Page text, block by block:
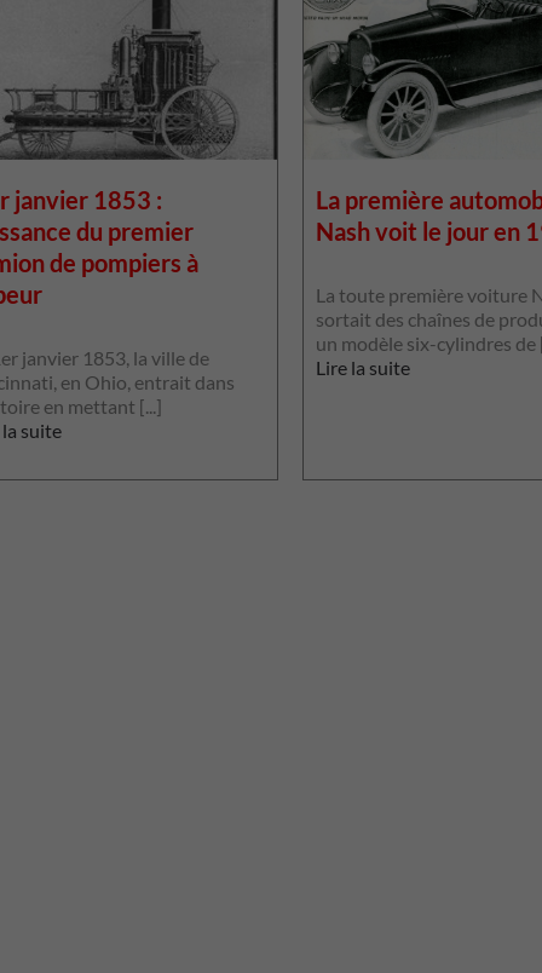
janvier 1853 :
du premier
de pompiers à
janvier 1853, la ville de
en Ohio, entrait dans
en mettant [...]
suite
La première
Nash voit le jour en
La toute première voiture
sortait des chaînes de
un modèle six-cylindres de
Lire la suite